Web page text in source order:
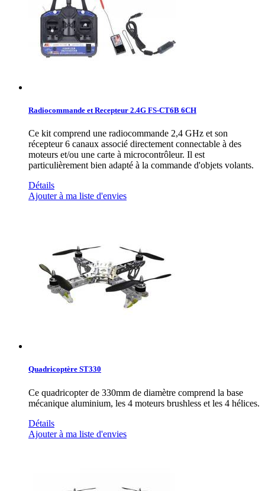
Radiocommande et Recepteur 2.4G FS-CT6B 6CH
Ce kit comprend une radiocommande 2,4 GHz et son
récepteur 6 canaux associé directement connectable à des
moteurs et/ou une carte à microcontrôleur. Il est
particulièrement bien adapté à la commande d'objets volants.
Détails
Ajouter à ma liste d'envies
Quadricoptère ST330
Ce quadricopter de 330mm de diamètre comprend la base
mécanique aluminium, les 4 moteurs brushless et les 4 hélices.
Détails
Ajouter à ma liste d'envies